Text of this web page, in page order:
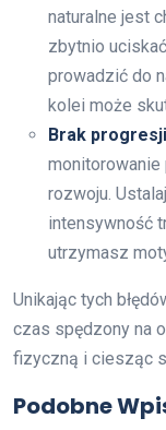
naturalne jest
zbytnio
prowadzić do
kolei może
Brak
rozwoju.
intensywność
utrzymasz
Unikając tych
czas spędzony na
fizyczną i ciesząc
Podobne